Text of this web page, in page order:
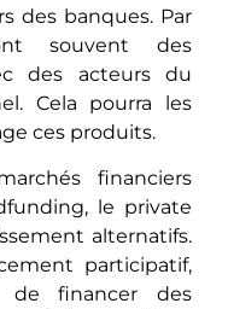
des banques. Par
souvent des
des acteurs du
Cela pourra les
ces produits.
financiers
le private
altеrnatifs.
participatif,
de financer des